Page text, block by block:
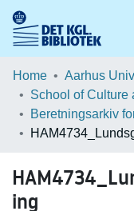
Communities &
Statistics
Home Aarhus
ing